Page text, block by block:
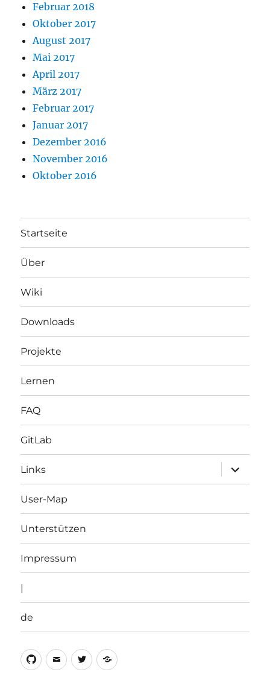
Februar 2018
Oktober 2017
August 2017
Mai 2017
April 2017
März 2017
Februar 2017
Januar 2017
Dezember 2016
November 2016
Oktober 2016
Startseite
Über
Wiki
Downloads
Projekte
Lernen
FAQ
GitLab
Links
öffnen
User-Map
Unterstützen
Impressum
|
de
GithubEmailTwitter